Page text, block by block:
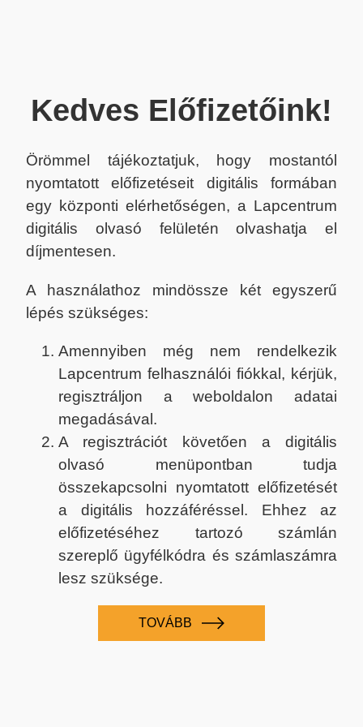
Kedves Előfizetőink!
Örömmel tájékoztatjuk, hogy mostantól
nyomtatott előfizetéseit digitális formában
egy központi elérhetőségen, a Lapcentrum
digitális olvasó felületén olvashatja el
díjmentesen.
A használathoz mindössze két egyszerű
lépés szükséges:
Amennyiben még nem rendelkezik
Lapcentrum felhasználói fiókkal, kérjük,
regisztráljon a weboldalon adatai
megadásával.
A regisztrációt követően a digitális
olvasó menüpontban tudja
összekapcsolni nyomtatott előfizetését
a digitális hozzáféréssel. Ehhez az
előfizetéséhez tartozó számlán
szereplő ügyfélkódra és számlaszámra
lesz szüksége.
TOVÁBB